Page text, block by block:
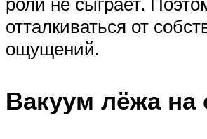
отталкиваться от
ощущений.
Вакуум лёжа на